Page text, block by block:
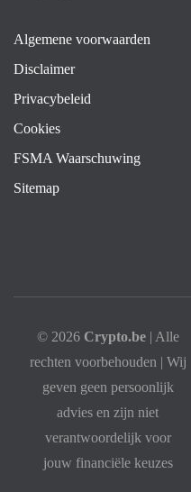
Algemene voorwaarden
Disclaimer
Privacybeleid
Cookies
FSMA Waarschuwing
Sitemap
© 2026 Crypto.be| Alle
rechten voorbehouden | Wij
geven geen persoonlijk
advies en zijn niet
verantwoordelijk voor
jouw financiële keuzes